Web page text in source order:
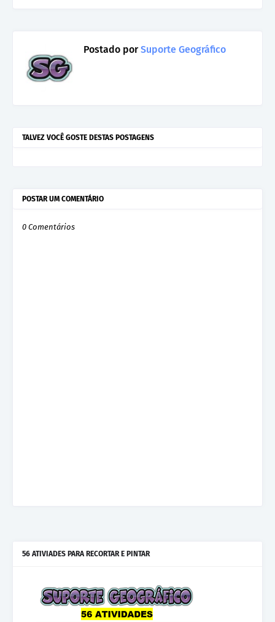
Postado porSuporte Geográfico
TALVEZ VOCÊ GOSTE DESTAS POSTAGENS
POSTAR UM COMENTÁRIO
0 Comentários
56 ATIVIADES PARA RECORTAR E PINTAR